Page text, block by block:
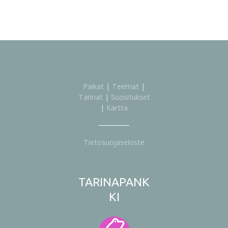
Paikat | Teemat |
Tarinat | Suositukset
| Kartta
Tietosuojaseloste
TARINAPANK
KI